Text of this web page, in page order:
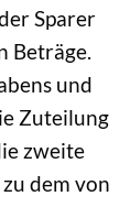
Sparer
Beträge.
und
Zuteilung
zweite
dem von